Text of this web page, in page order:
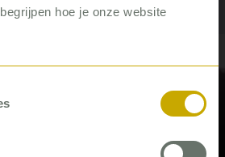
hoe je onze website